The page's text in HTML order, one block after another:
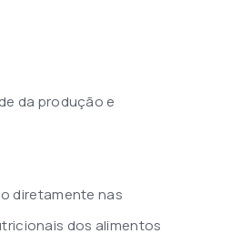
da produção e
diretamente nas
dos alimentos